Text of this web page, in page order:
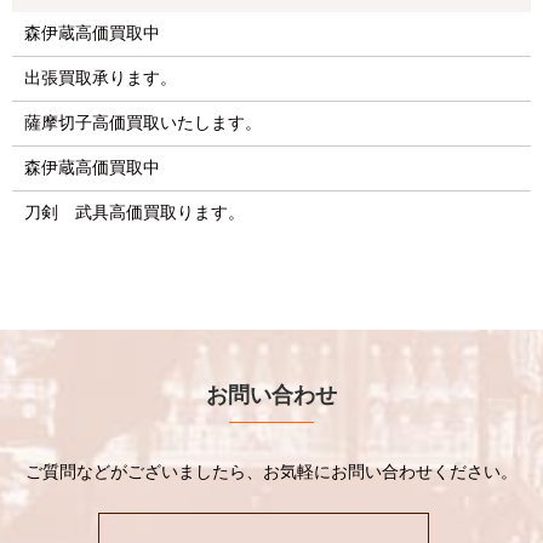
森伊蔵高価買取中
出張買取承ります。
薩摩切子高価買取いたします。
森伊蔵高価買取中
刀剣 武具高価買取ります。
お問い合わせ
ご質問などがございましたら、お気軽にお問い合わせください。